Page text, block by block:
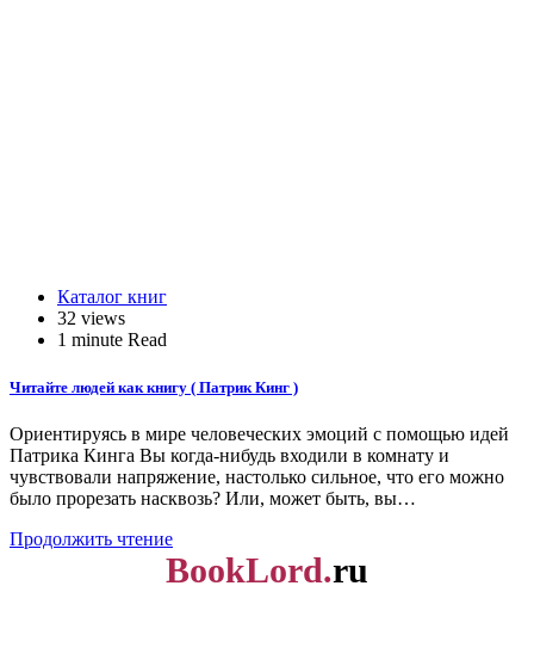
Каталог книг
32 views
1 minute Read
Читайте людей как книгу ( Патрик Кинг )
Ориентируясь в мире человеческих эмоций с помощью идей
Патрика Кинга Вы когда-нибудь входили в комнату и
чувствовали напряжение, настолько сильное, что его можно
было прорезать насквозь? Или, может быть, вы…
Продолжить чтение
BookLord.ru